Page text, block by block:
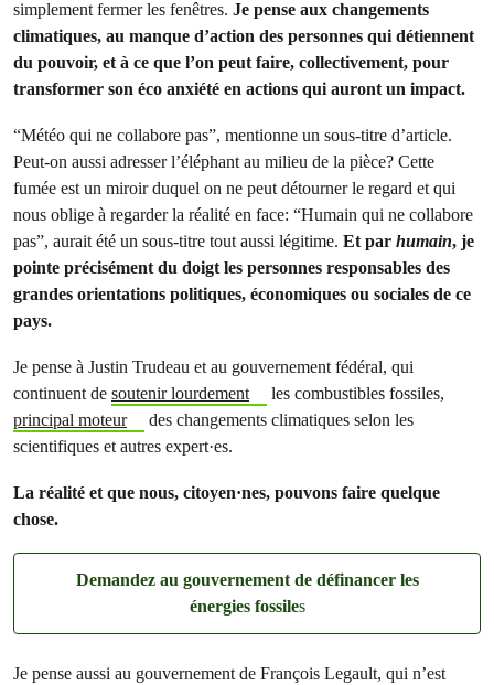
simplement fermer les fenêtres. Je pense aux changements
climatiques, au manque d’action des personnes qui détiennent
du pouvoir, et à ce que l’on peut faire, collectivement, pour
transformer son éco anxiété en actions qui auront un impact.
“Météo qui ne collabore pas”, mentionne un sous-titre d’article.
Peut-on aussi adresser l’éléphant au milieu de la pièce? Cette
fumée est un miroir duquel on ne peut détourner le regard et qui
nous oblige à regarder la réalité en face: “Humain qui ne collabore
pas”, aurait été un sous-titre tout aussi légitime. Et par humain, je
pointe précisément du doigt les personnes responsables des
grandes orientations politiques, économiques ou sociales de ce
pays.
Je pense à Justin Trudeau et au gouvernement fédéral, qui
continuent de soutenir lourdement
les combustibles fossiles,
principal moteur
des changements climatiques selon les
scientifiques et autres expert·es.
La réalité et que nous, citoyen·nes, pouvons faire quelque
chose.
Demandez au gouvernement de définancer les
énergies fossiles
Je pense aussi au gouvernement de François Legault, qui n’est